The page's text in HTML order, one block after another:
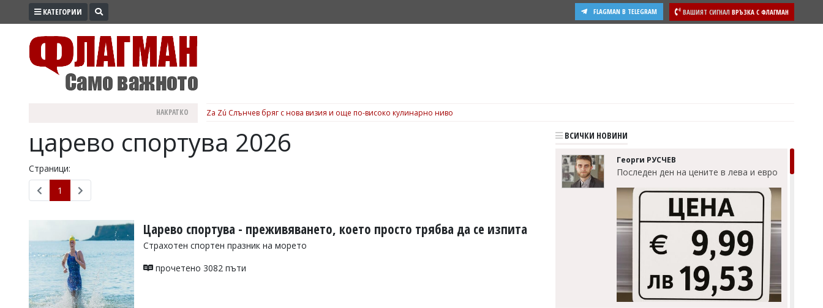
ПРОМО
ЗДРАВЕ
ПОЛИТИКА
ОБЩИНИ
ОБЩЕСТВО
ЛАЙФСТАЙЛ
ВОЙНАТА
УКРАЙНА
СПОРТ
КАТЕГОРИИ ВАШИЯТ СИГНАЛ ВРЪЗКА С ФЛАГМАН
FLAGMAN В TELEGRAM
НАКРАТКО Za Zú Слънчев бряг с нова визия и още по-високо кулинарно ниво
царево спортува 2026
Страници:
1
Царево спортува - преживяването, което просто трябва да се изпита
Страхотен спортен празник на морето
прочетено 3082 пъти
ВСИЧКИ НОВИНИ
Георги РУСЧЕВ
Последен ден на цените в лева и евро